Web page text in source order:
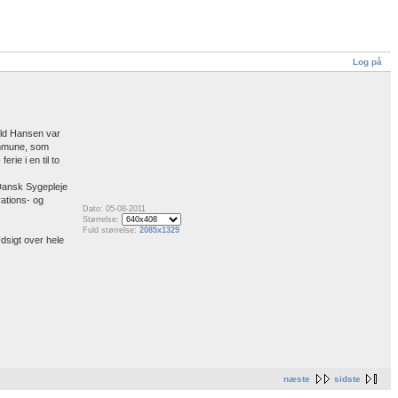
Log på
Hansen var
som
i en til to
Sygepleje
og
over hele
Dato: 05-08-2011
Størrelse:
Fuld størrelse: 2085x1329
næste sidste